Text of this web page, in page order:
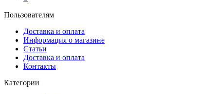
Пользователям
Доставка и оплата
Информация о магазине
Статьи
Доставка и оплата
Контакты
Категории